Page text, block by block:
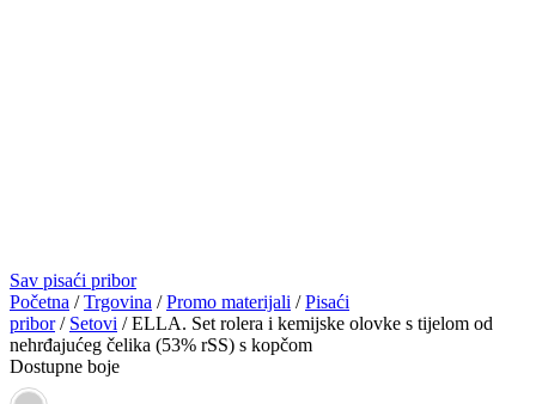
Sav pisaći pribor
Početna /Trgovina /Promo materijali /Pisaći
pribor/ Setovi / ELLA. Set rolera i kemijske olovke s tijelom od
nehrđajućeg čelika (53% rSS) s kopčom
Dostupne boje